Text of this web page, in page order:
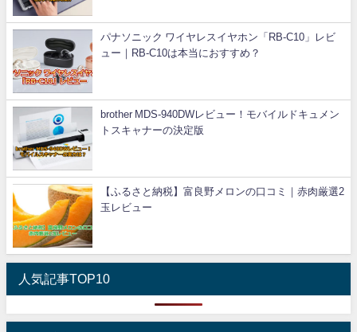
パナソニック ワイヤレスイヤホン「RB-C10」レビ
ュー｜RB-C10は本当におすすめ？
brother MDS-940DWレビュー！モバイルドキュメン
トスキャナーの決定版
【ふるさと納税】富良野メロンの口コミ｜赤肉厳選2
玉レビュー
人気記事TOP10